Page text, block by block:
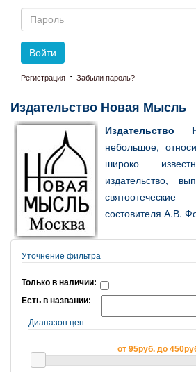
Пароль
Войти
Регистрация · Забыли пароль?
Издательство Новая Мысль
небольшое,
широко
издательство,
состовителя А.В.
Уточнение фильтра
Только в наличии:
Есть в названии:
Диапазон цен
от 95руб. до